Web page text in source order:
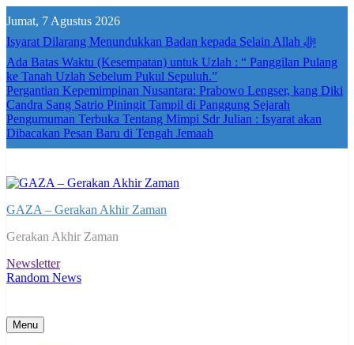
to
content
Jumat, 7 Agustus 2026
Isyarat Dilarang Menundukkan Badan kepada Selain Allah ﷻ
Ada Batas Waktu (Kesempatan) untuk Uzlah : “ Panggilan Pulang
ke Tanah Uzlah Sebelum Pukul Sepuluh.”
Pergantian Kepemimpinan Nusantara: Prabowo Lengser, kang Diki
Candra Sang Satrio Piningit Tampil di Panggung Sejarah
Pengumuman Terbuka Tentang Mimpi Sdr Julian : Isyarat akan
Dibacakan Pesan Baru di Tengah Jemaah
GAZA – Gerakan Akhir Zaman
Gerakan Akhir Zaman
Newsletter
Random News
Menu